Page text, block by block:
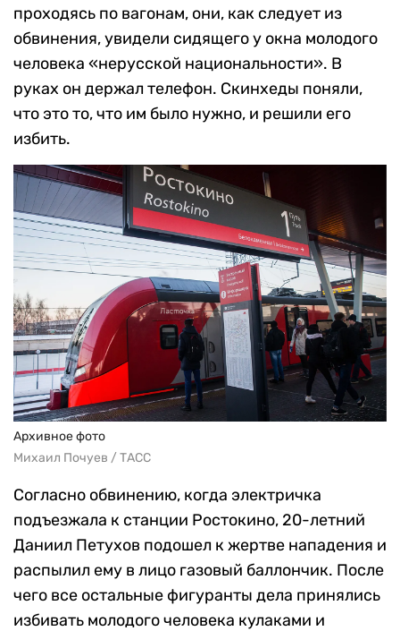
проходясь по вагонам, они, как следует из
обвинения, увидели сидящего у окна молодого
человека «нерусской национальности». В
руках он держал телефон. Скинхеды поняли,
что это то, что им было нужно, и решили его
избить.
Архивное фото
Михаил Почуев / ТАСС
Согласно обвинению, когда электричка
подъезжала к станции Ростокино, 20-летний
Даниил Петухов подошел к жертве нападения и
распылил ему в лицо газовый баллончик. После
чего все остальные фигуранты дела принялись
избивать молодого человека кулаками и